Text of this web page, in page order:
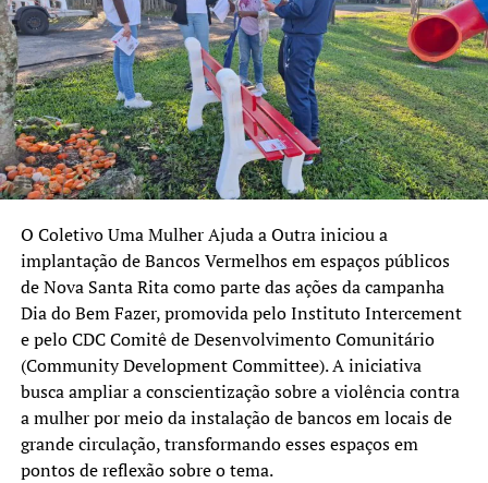
O Coletivo Uma Mulher Ajuda a Outra iniciou a
implantação de Bancos Vermelhos em espaços públicos
de Nova Santa Rita como parte das ações da campanha
Dia do Bem Fazer, promovida pelo Instituto Intercement
e pelo CDC Comitê de Desenvolvimento Comunitário
(Community Development Committee). A iniciativa
busca ampliar a conscientização sobre a violência contra
a mulher por meio da instalação de bancos em locais de
grande circulação, transformando esses espaços em
pontos de reflexão sobre o tema.